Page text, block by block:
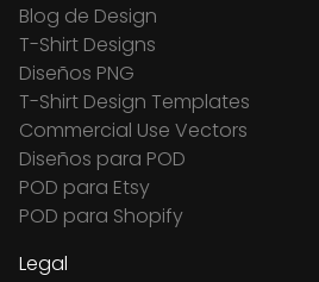
Blog de Design
T-Shirt Designs
Diseños PNG
T-Shirt Design Templates
Commercial Use Vectors
Diseños para POD
POD para Etsy
POD para Shopify
Legal